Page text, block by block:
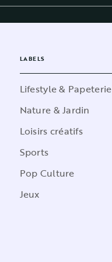
LABELS
Lifestyle & Papeterie
Nature & Jardin
Loisirs créatifs
Sports
Pop Culture
Jeux